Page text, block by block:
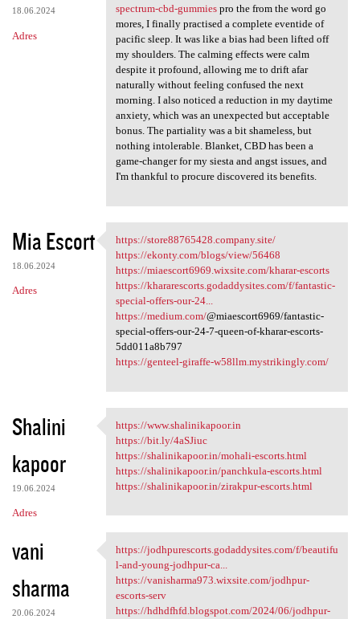
18.06.2024
Adres
spectrum-cbd-gummiespro the from the word go
mores, I finally practised a complete eventide of
pacific sleep. It was like a bias had been lifted off
my shoulders. The calming effects were calm
despite it profound, allowing me to drift afar
naturally without feeling confused the next
morning. I also noticed a reduction in my daytime
anxiety, which was an unexpected but acceptable
bonus. The partiality was a bit shameless, but
nothing intolerable. Blanket, CBD has been a
game-changer for my siesta and angst issues, and
I'm thankful to procure discovered its benefits.
Mia Escort
18.06.2024
Adres
https://store88765428.company
https://store88765428.company.site/
https://ekonty.com/blogs/view/56468
https://miaescort6969.wixsite.com/kharar-escorts
https://khararescorts.godaddysites.com/f/fantastic-
special-offers-our-24...
https://medium.com/@miaescort6969/fantastic-
special-offers-our-24-7-queen-of-kharar-escorts-
5dd011a8b797
https://genteel-giraffe-w58llm.mystrikingly.com/
Shalini
kapoor
19.06.2024
Adres
https://www.shalinikapoor.in
https://www.shalinikapoor.in
https://bit.ly/4aSJiuc
https://shalinikapoor.in/mohali-escorts.html
https://shalinikapoor.in/panchkula-escorts.html
https://shalinikapoor.in/zirakpur-escorts.html
vani
sharma
20.06.2024
https://jodhpurescorts
https://jodhpurescorts.godaddysites.com/f/beautifu
l-and-young-jodhpur-ca...
https://vanisharma973.wixsite.com/jodhpur-
escorts-serv
https://hdhdfhfd.blogspot.com/2024/06/jodhpur-